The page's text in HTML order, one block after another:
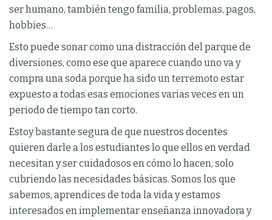
ser humano, también tengo familia, problemas, pagos,
hobbies…
Esto puede sonar como una distracción del parque de
diversiones, como ese que aparece cuando uno va y
compra una soda porque ha sido un terremoto estar
expuesto a todas esas emociones varias veces en un
periodo de tiempo tan corto.
Estoy bastante segura de que nuestros docentes
quieren darle a los estudiantes lo que ellos en verdad
necesitan y ser cuidadosos en cómo lo hacen, solo
cubriendo las necesidades básicas. Somos los que
sabemos, aprendices de toda la vida y estamos
interesados en implementar enseñanza innovadora y